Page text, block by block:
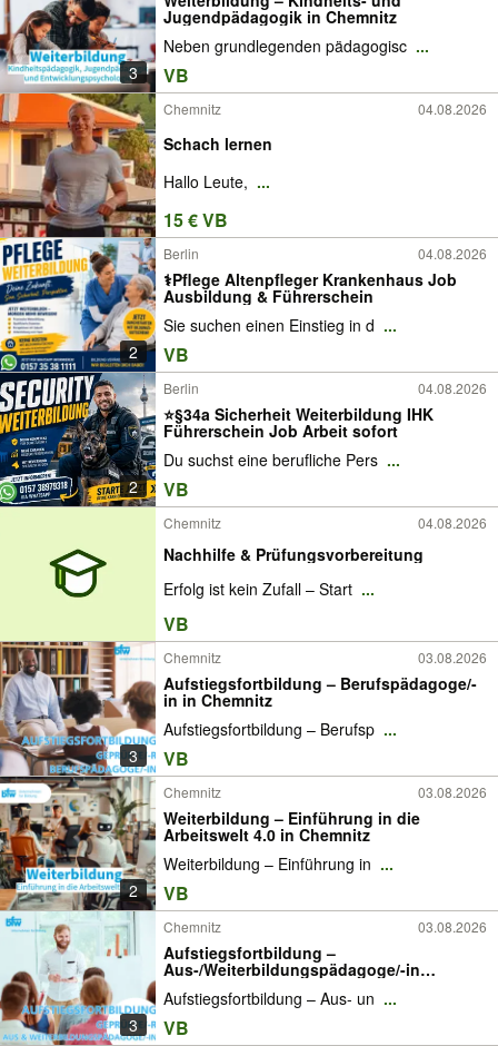
3
Jugendpädagogik in Chemnitz
Neben grundlegenden pädagogisc ...
VB
Chemnitz 04.08.2026
Schach lernen
Hallo Leute, ...
15 € VB
2
Berlin 04.08.2026
‍⚕️Pflege Altenpfleger Krankenhaus Job
Ausbildung & Führerschein
Sie suchen einen Einstieg in d ...
VB
2
Berlin 04.08.2026
⭐§34a Sicherheit Weiterbildung IHK
Führerschein Job Arbeit sofort
Du suchst eine berufliche Pers ...
VB
Chemnitz 04.08.2026
Nachhilfe & Prüfungsvorbereitung
Erfolg ist kein Zufall – Start ...
VB
3
Chemnitz 03.08.2026
Aufstiegsfortbildung – Berufspädagoge/-
in in Chemnitz
Aufstiegsfortbildung – Berufsp ...
VB
2
Chemnitz 03.08.2026
Weiterbildung – Einführung in die
Arbeitswelt 4.0 in Chemnitz
Weiterbildung – Einführung in ...
VB
3
Chemnitz 03.08.2026
Aufstiegsfortbildung –
Aus-/Weiterbildungspädagoge/-in
Aufstiegsfortbildung – Aus- un ...
VB